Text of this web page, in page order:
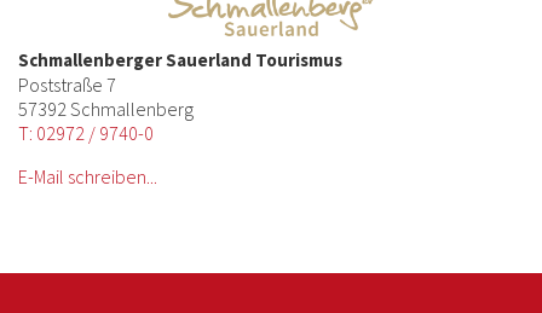
Schmallenberger Sauerland Tourismus
Poststraße 7
57392 Schmallenberg
T: 02972 / 9740-0
E-Mail schreiben...